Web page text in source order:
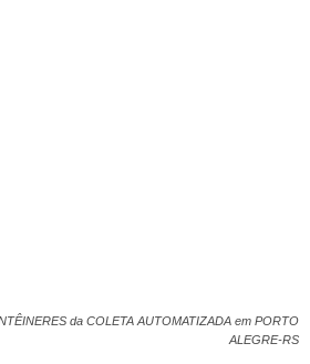
da COLETA AUTOMATIZADA em PORTO
ALEGRE-RS